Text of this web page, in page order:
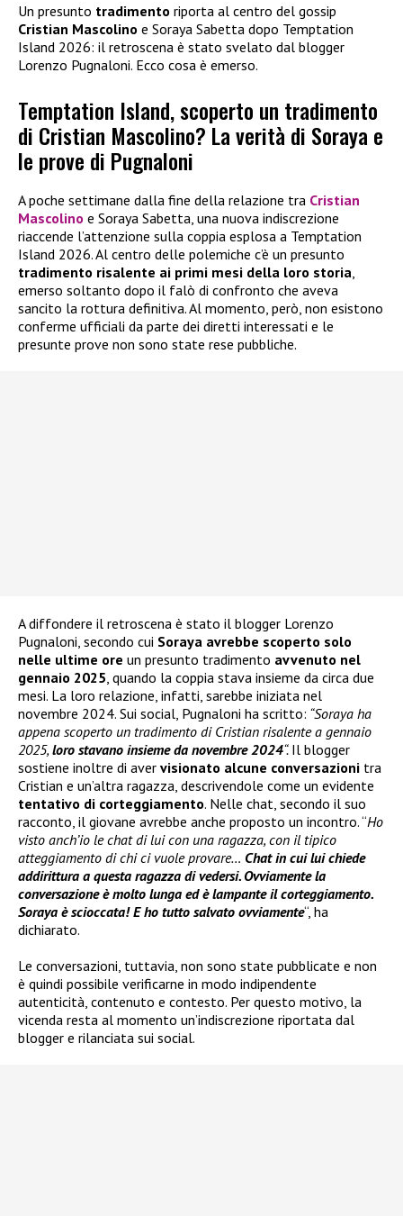
Un presunto tradimento riporta al centro del gossip
Cristian Mascolino e Soraya Sabetta dopo Temptation
Island 2026: il retroscena è stato svelato dal blogger
Lorenzo Pugnaloni. Ecco cosa è emerso.
Temptation Island, scoperto un tradimento
di Cristian Mascolino? La verità di Soraya e
le prove di Pugnaloni
A poche settimane dalla fine della relazione tra Cristian
Mascolino e Soraya Sabetta, una nuova indiscrezione
riaccende l’attenzione sulla coppia esplosa a Temptation
Island 2026. Al centro delle polemiche c’è un presunto
tradimento risalente ai primi mesi della loro storia,
emerso soltanto dopo il falò di confronto che aveva
sancito la rottura definitiva. Al momento, però, non esistono
conferme ufficiali da parte dei diretti interessati e le
presunte prove non sono state rese pubbliche.
A diffondere il retroscena è stato il blogger Lorenzo
Pugnaloni, secondo cui Soraya avrebbe scoperto solo
nelle ultime ore un presunto tradimento avvenuto nel
gennaio 2025, quando la coppia stava insieme da circa due
mesi. La loro relazione, infatti, sarebbe iniziata nel
novembre 2024. Sui social, Pugnaloni ha scritto: “Soraya ha
appena scoperto un tradimento di Cristian risalente a gennaio
2025, loro stavano insieme da novembre 2024“. Il blogger
sostiene inoltre di aver visionato alcune conversazioni tra
Cristian e un’altra ragazza, descrivendole come un evidente
tentativo di corteggiamento. Nelle chat, secondo il suo
racconto, il giovane avrebbe anche proposto un incontro. “Ho
visto anch’io le chat di lui con una ragazza, con il tipico
atteggiamento di chi ci vuole provare… Chat in cui lui chiede
addirittura a questa ragazza di vedersi. Ovviamente la
conversazione è molto lunga ed è lampante il corteggiamento.
Soraya è scioccata! E ho tutto salvato ovviamente“, ha
dichiarato.
Le conversazioni, tuttavia, non sono state pubblicate e non
è quindi possibile verificarne in modo indipendente
autenticità, contenuto e contesto. Per questo motivo, la
vicenda resta al momento un’indiscrezione riportata dal
blogger e rilanciata sui social.